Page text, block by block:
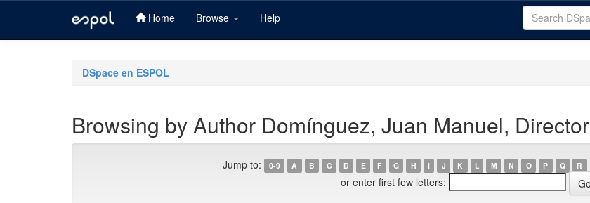
Home Browse Help
DSpace en ESPOL
Browsing by Author Domínguez, Juan Manuel, Director
Jump to: 0-9 A B C D E F G H I J K L M N O P Q R
or enter first few letters: